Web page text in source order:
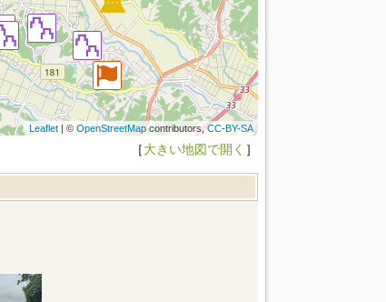
Leaflet| © OpenStreetMapcontributors,CC-BY-SA
［大きい地図で開く ］